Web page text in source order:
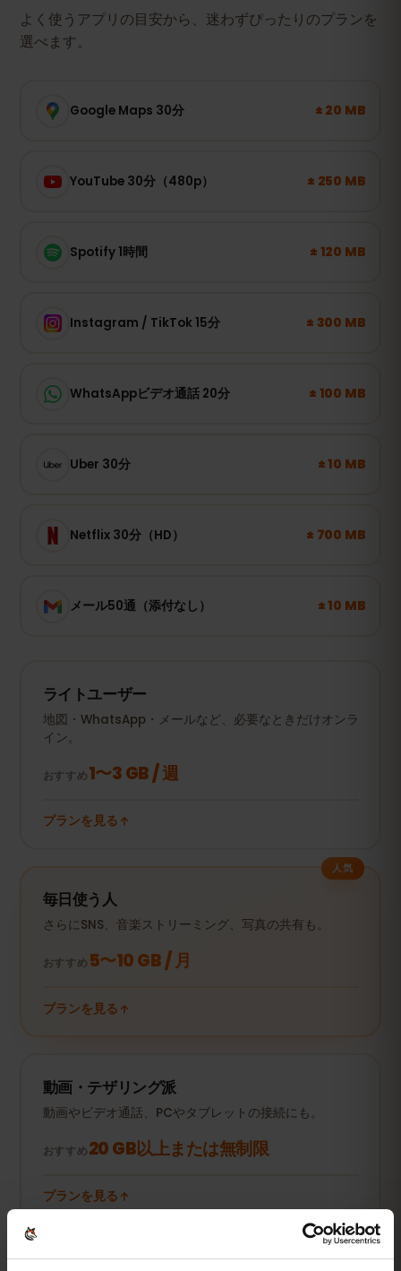
よく使うアプリの目安から、迷わずぴったりのプランを
選べます。
Google Maps 30分 ± 20 MB
YouTube 30分（480p） ± 250 MB
Spotify 1時間 ± 120 MB
Instagram / TikTok 15分 ± 300 MB
WhatsAppビデオ通話 20分 ± 100 MB
Uber 30分 ± 10 MB
Netflix 30分（HD） ± 700 MB
メール50通（添付なし） ± 10 MB
ライトユーザー
地図・WhatsApp・メールなど、必要なときだけオンラ
イン。
おすすめ1〜3 GB / 週
プランを見る
人気
毎日使う人
さらにSNS、音楽ストリーミング、写真の共有も。
おすすめ 5〜10 GB / 月
プランを見る
動画・テザリング派
動画やビデオ通話、PCやタブレットの接続にも。
おすすめ20 GB以上または無制限
プランを見る